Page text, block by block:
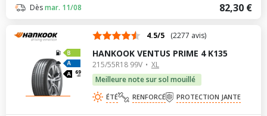
82,30 €
Dèsmar. 11/08
69
dB
4.5/5 (2277 avis)
HANKOOK VENTUS PRIME 4 K135
215/55R18 99V
XL
Meilleure note sur sol mouillé
ÉTÉ RENFORCÉ PROTECTION JANTE